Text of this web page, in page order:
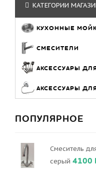
КАТЕГОРИИ
КУХОННЫЕ
СМЕСИТЕЛИ
АКСЕССУАРЫ
АКСЕССУАРЫ
ПОПУЛЯРНОЕ
Смеситель
серый 4100